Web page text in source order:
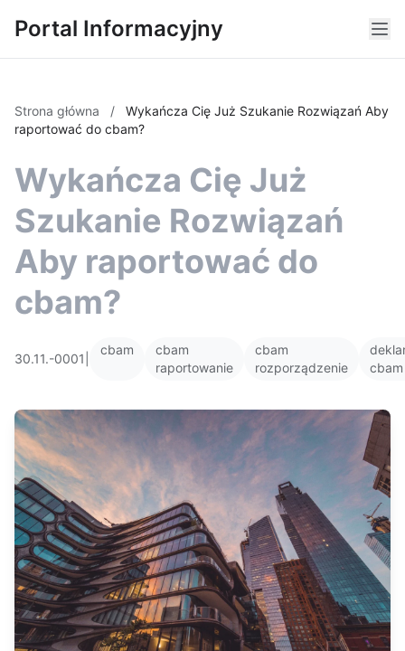
Portal Informacyjny
Strona główna /
Wykańcza Cię Już Szukanie Rozwiązań Aby
raportować do cbam?
Wykańcza Cię Już
Szukanie Rozwiązań
Aby raportować do
cbam?
30.11.-0001
cbam
cbam
raportowanie
cbam
rozporządzenie
cbam